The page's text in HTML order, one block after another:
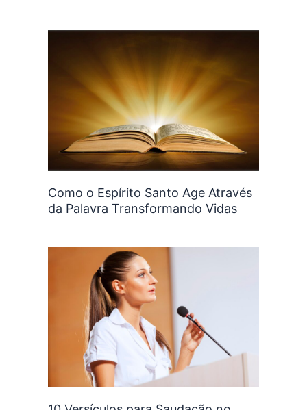
Como o Espírito Santo Age Através
da Palavra Transformando Vidas